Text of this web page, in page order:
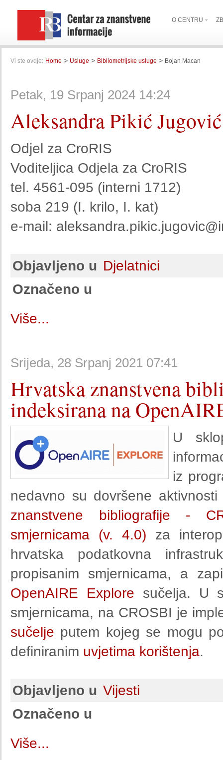
O CENTRU
Vi ste ovdje: Home > Usluge > Bibliometrijske usluge > Bojan Macan
Petak, 19 Srpanj 2024 14:24
Aleksandra Pikić Jugović
Odjel za CroRIS
Voditeljica Odjela za CroRIS
tel. 4561-095 (interni 1712)
soba 219 (I. krilo, I. kat)
e-mail: aleksandra.pikic.jugovic@
Objavljeno u Djelatnici
Označeno u
Više...
Srijeda, 28 Srpanj 2021 07:41
Hrvatska znanstvena
indeksirana na
U
iz
nedavno su dovršene
znanstvene bibliografije -
smjernicama (v. 4.0) za
hrvatska podatkovna
propisanim smjernicama, a
OpenAIRE Explore sučelja. U
smjernicama, na CROSBI je
sučelje putem kojeg se mogu
definiranim uvjetima korištenja.
Objavljeno u Vijesti
Označeno u
Više...